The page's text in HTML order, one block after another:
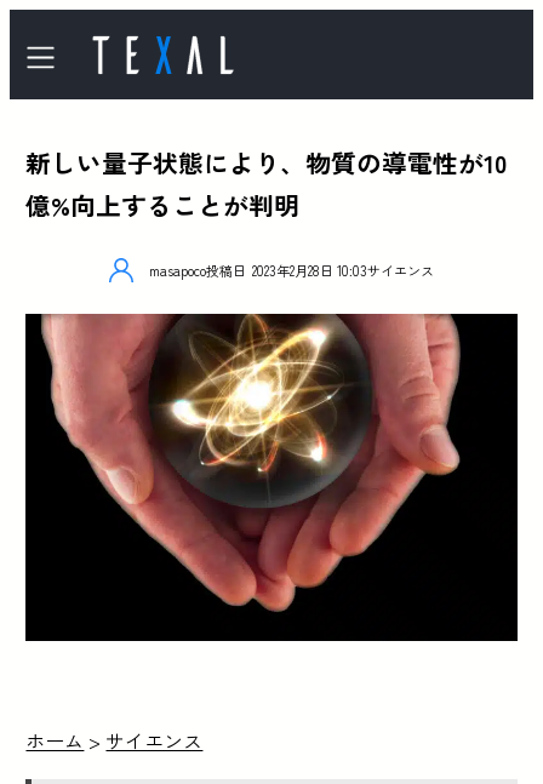
新しい量子状態により、物質の導電性が10
億%向上することが判明
masapoco投稿日 2023年2月28日 10:03サイエンス
ホーム > サイエンス